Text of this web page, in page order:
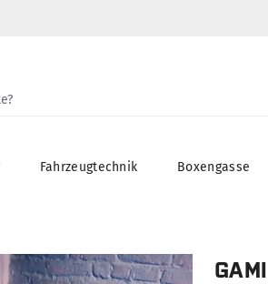
Fahrzeugtechnik Boxengasse